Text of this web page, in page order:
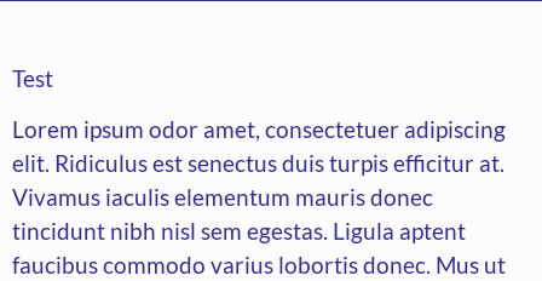
Test
Lorem ipsum odor amet, consectetuer adipiscing
elit. Ridiculus est senectus duis turpis efficitur at.
Vivamus iaculis elementum mauris donec
tincidunt nibh nisl sem egestas. Ligula aptent
faucibus commodo varius lobortis donec. Mus ut